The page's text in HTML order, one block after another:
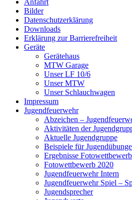
Anfahrt
Bilder
Datenschutzerklärung
Downloads
Erklärung zur Barriere­frei­heit
Geräte
Gerätehaus
MTW Garage
Unser LF 10/6
Unser MTW
Unser Schlauchwagen
Impressum
Jugendfeuerwehr
Abzeichen –
Aktivitäten der
Aktuelle Jugendgruppe
Beispiele für
Ergebnisse
Fotowettbewerb 2020
Jugendfeuerwehr Intern
Jugendfeuerwehr Spiel –
Jugendsprecher